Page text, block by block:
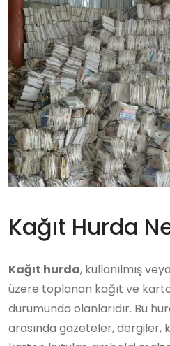
Kağıt Hurda
Kağıt hurda, kullanılmış
üzere toplanan kağıt ve
durumunda olanlarıdır. Bu
arasında gazeteler, dergiler,